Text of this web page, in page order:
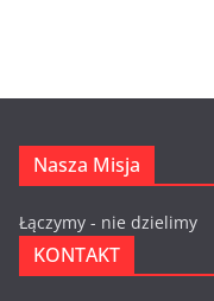
Nasza Misja
Łączymy - nie dzielimy
KONTAKT